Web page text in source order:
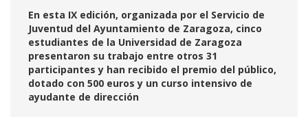
En esta IX edición, organizada por el Servicio de
Juventud del Ayuntamiento de Zaragoza, cinco
estudiantes de la Universidad de Zaragoza
presentaron su trabajo entre otros 31
participantes y han recibido el premio del público,
dotado con 500 euros y un curso intensivo de
ayudante de dirección